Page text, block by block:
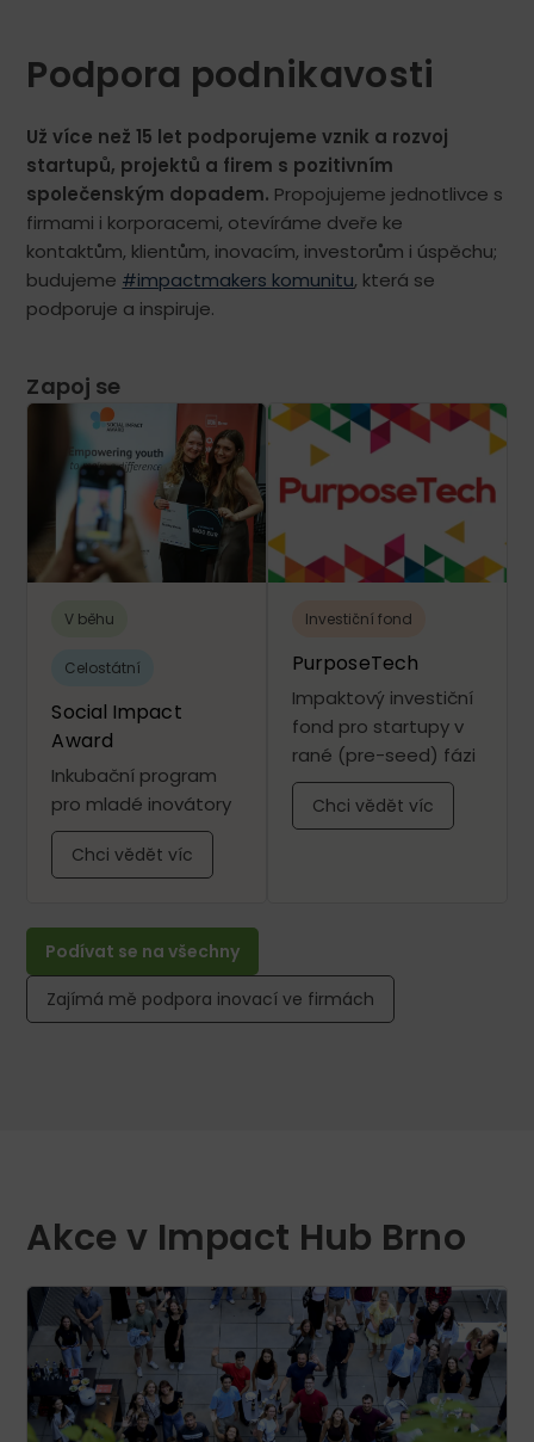
Podpora podnikavosti
Už více než 15 let podporujeme vznik a rozvoj
startupů, projektů a firem s pozitivním
společenským dopadem. Propojujeme jednotlivce s
firmami i korporacemi, otevíráme dveře ke
kontaktům, klientům, inovacím, investorům i úspěchu;
budujeme #impactmakers komunitu, která se
podporuje a inspiruje.
Zapoj se
V běhu
Celostátní
Social Impact
Award
Inkubační program
pro mladé inovátory
Chci vědět víc
Investiční fond
PurposeTech
Impaktový investiční
fond pro startupy v
rané (pre-seed) fázi
Chci vědět víc
Podívat se na všechny
Zajímá mě podpora inovací ve firmách
Akce v Impact Hub Brno